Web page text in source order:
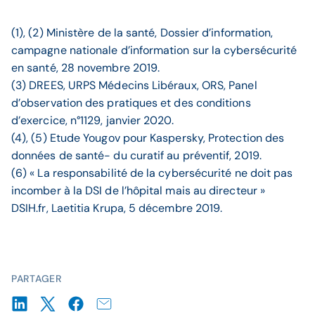
PARTAGER
(1), (2) Ministère de la santé, Dossier d’information,
campagne nationale d’information sur la cybersécurité
en santé, 28 novembre 2019.
(3) DREES, URPS Médecins Libéraux, ORS, Panel
d’observation des pratiques et des conditions
d’exercice, n°1129, janvier 2020.
(4), (5) Etude Yougov pour Kaspersky, Protection des
données de santé- du curatif au préventif, 2019.
(6) « La responsabilité de la cybersécurité ne doit pas
incomber à la DSI de l’hôpital mais au directeur »
DSIH.fr, Laetitia Krupa, 5 décembre 2019.